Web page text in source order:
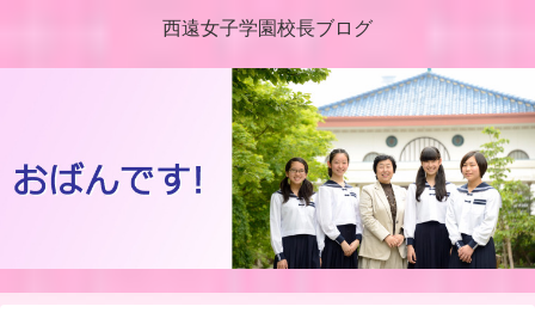
西遠女子学園校長ブログ